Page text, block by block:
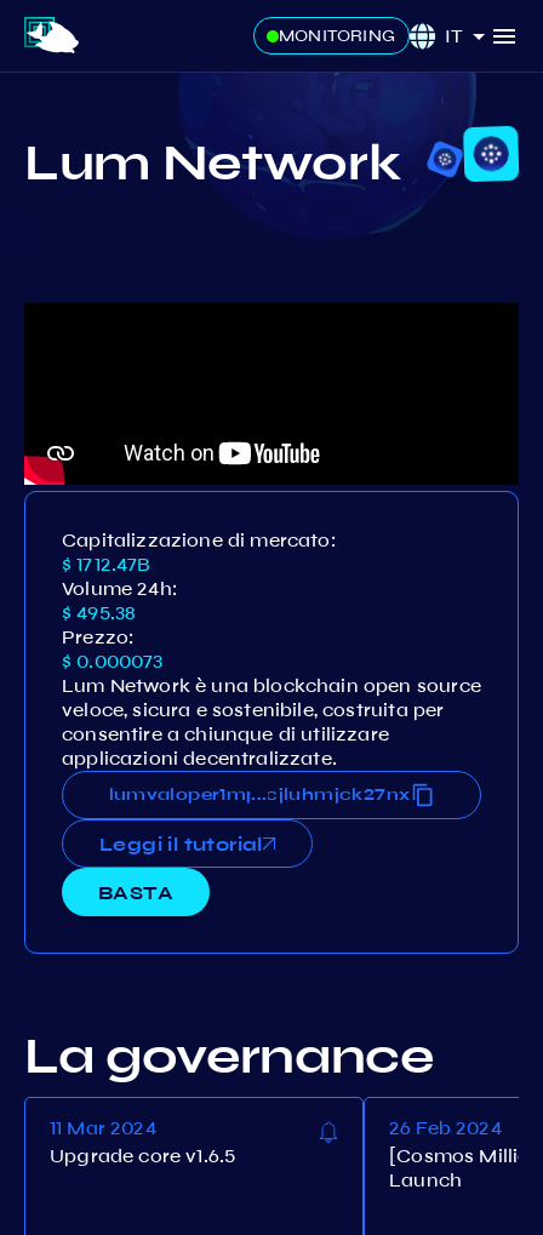
MONITORING IT
Lum Network
Capitalizzazione di mercato:
$ 1712.47B
Volume 24h:
$ 495.38
Prezzo:
$ 0.000073
Lum Network è una blockchain open source
veloce, sicura e sostenibile, costruita per
consentire a chiunque di utilizzare
applicazioni decentralizzate.
...
Leggi il tutorial
BASTA
La governance
11 Mar 2024
Upgrade core v1.6.5
26 Feb 2024
[Cosmos
Launch